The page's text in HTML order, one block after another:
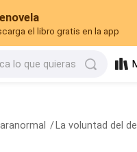
el libro gratis en la app
lo que quieras
/ La voluntad del